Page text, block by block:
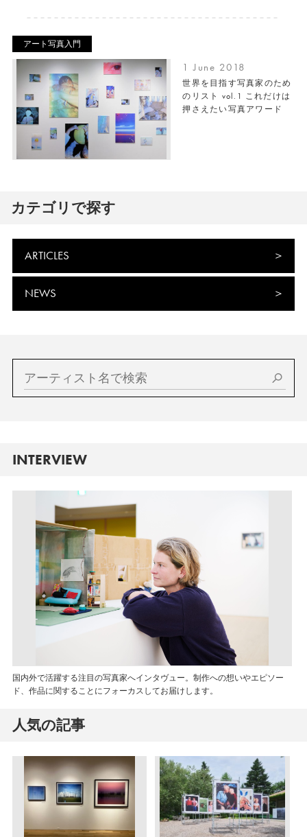
アート写真入門
1 June 2018
世界を目指す写真家のため
のリスト vol.1 これだけは
押さえたい写真アワード
カテゴリで探す
ARTICLES
NEWS
INTERVIEW
国内外で活躍する注目の写真家へインタヴュー。制作への想いやエピソー
ド、作品に関することにフォーカスしてお届けします。
人気の記事